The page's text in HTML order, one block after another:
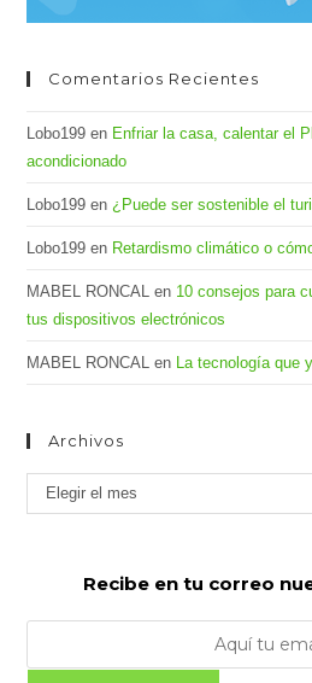
Comentarios Recientes
Lobo199 en Enfriar la casa, calentar el
acondicionado
Lobo199 en¿Puede ser sostenible el
Lobo199 en Retardismo climático o
MABEL RONCAL en 10 consejos para
tus dispositivos electrónicos
MABEL RONCAL en La tecnología que
Archivos
Archivos
Elegir el mes
Recibe en tu correo